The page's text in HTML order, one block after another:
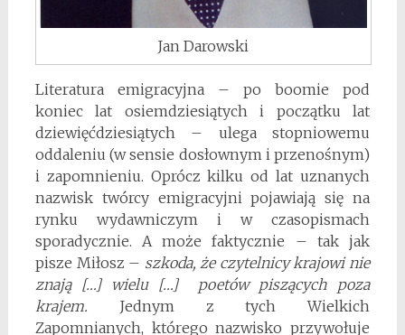
Jan Darowski
Literatura emigracyjna – po boomie pod
koniec lat osiemdziesiątych i początku lat
dziewięćdziesiątych – ulega stopniowemu
oddaleniu (w sensie dosłownym i przenośnym)
i zapomnieniu. Oprócz kilku od lat uznanych
nazwisk twórcy emigracyjni pojawiają się na
rynku wydawniczym i w czasopismach
sporadycznie. A może faktycznie – tak jak
pisze Miłosz – szkoda, że czytelnicy krajowi nie
znają […] wielu […] poetów piszących poza
krajem. Jednym z tych Wielkich
Zapomnianych, którego nazwisko przywołuje